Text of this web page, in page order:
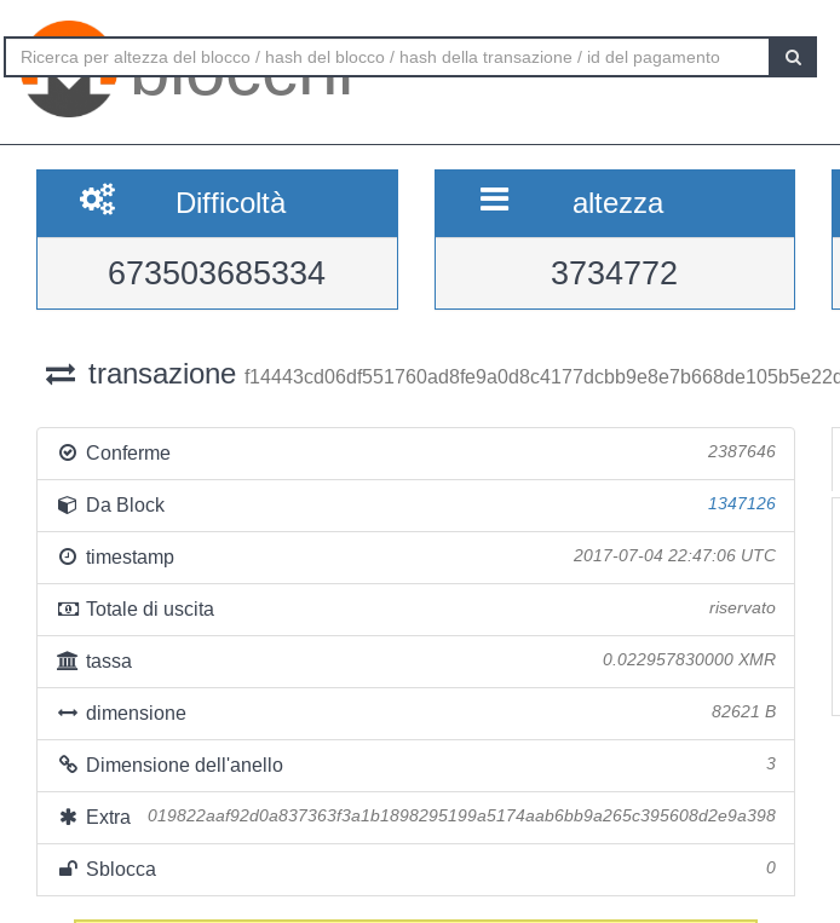
blocchi
Difficoltà
673503685334
altezza
3734772
transazione
Conferme 2387646
Da Block 1347126
timestamp 2017-07-04 22:47:06 UTC
Totale di uscita riservato
tassa 0.022957830000 XMR
dimensione 82621 B
Dimensione dell'anello 3
Extra 019822aaf92d0a837363f3a1b1898295199a5174aab6bb9a265c395608d2e9a398
Sblocca 0